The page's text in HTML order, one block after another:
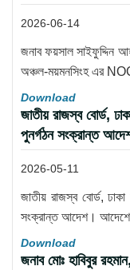
2026-06-14
জনাব ফয়সাল সাইফুদ্দিন
অঞ্চল-ময়মনসিংহ এর
Download
জাতীয় রাজস্ব বোর্ড,
পুনর্গঠন সংক্রান্ত
2026-05-11
জাতীয় রাজস্ব বোর্ড,
সংক্রান্ত আদেশ।
Download
জনাব মোঃ হাবিবুর